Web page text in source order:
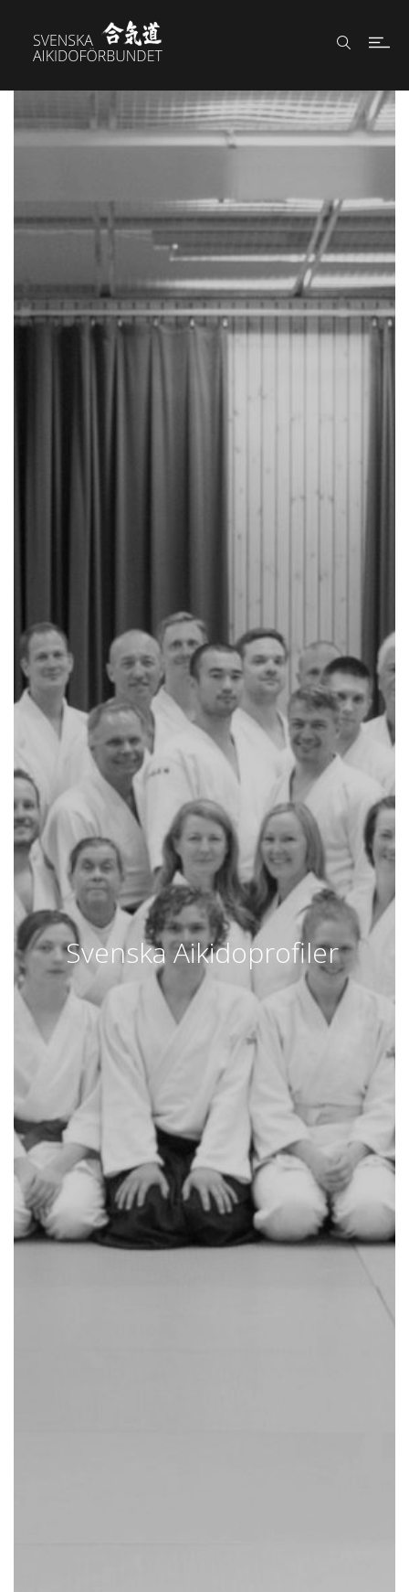
Svenska Aikidoprofiler